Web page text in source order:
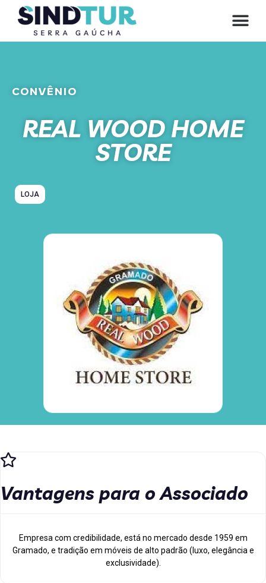
CONVÊNIO
REAL WOOD HOME
STORE
LOJA
Vantagens para o Associado
Empresa com credibilidade, está no mercado desde 1959 em
Gramado, e tradição em móveis de alto padrão (luxo, elegância e
exclusividade).